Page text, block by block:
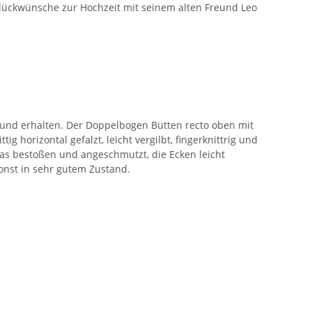
zur Hochzeit mit seinem alten Freund Leo
erhalten. Der Doppelbogen Bütten recto oben mit
horizontal gefalzt, leicht vergilbt, fingerknittrig und
bestoßen und angeschmutzt, die Ecken leicht
in sehr gutem Zustand.